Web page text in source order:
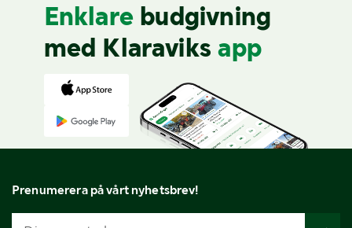
Enklare budgivning
med Klaraviks app
Prenumerera på vårt nyhetsbrev!